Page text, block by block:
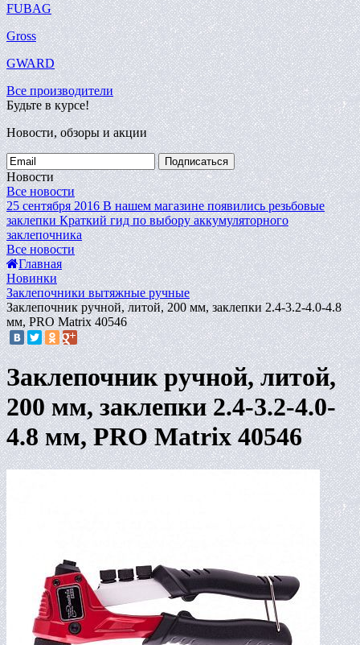
FUBAG
Gross
GWARD
Все производители
Будьте в курсе!
Новости, обзоры и акции
Подписаться
Новости
Все новости
25 сентября 2016 В нашем магазине появились резьбовые
заклепки Краткий гид по выбору аккумуляторного
заклепочника
Все новости
Главная
Новинки
Заклепочники вытяжные ручные
Заклепочник ручной, литой, 200 мм, заклепки 2.4-3.2-4.0-4.8
мм, PRO Matrix 40546
Заклепочник ручной, литой,
200 мм, заклепки 2.4-3.2-4.0-
4.8 мм, PRO Matrix 40546